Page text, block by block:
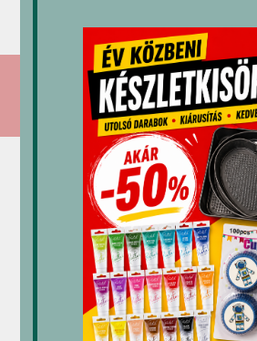
4,675Ft